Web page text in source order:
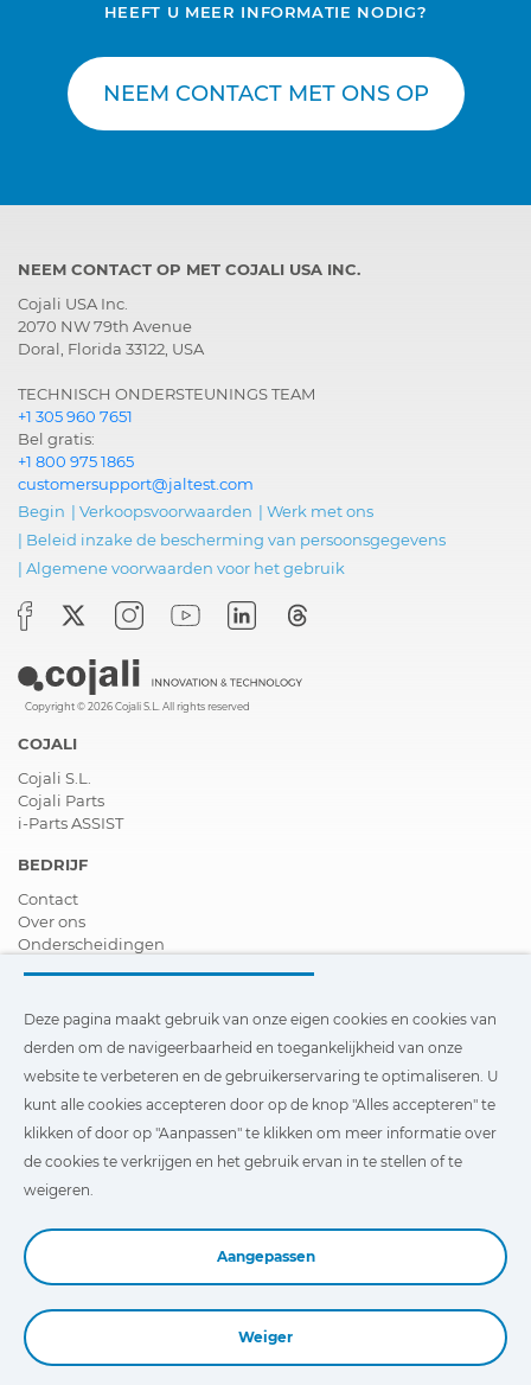
HEEFT U MEER INFORMATIE NODIG?
NEEM CONTACT MET ONS OP
NEEM CONTACT OP MET COJALI USA INC.
Cojali USA Inc.
2070 NW 79th Avenue
Doral, Florida 33122, USA
TECHNISCH ONDERSTEUNINGS TEAM
+1 305 960 7651
Bel gratis:
+1 800 975 1865
customersupport@jaltest.com
Begin | Verkoopsvoorwaarden | Werk met ons
| Beleid inzake de bescherming van persoonsgegevens
| Algemene voorwaarden voor het gebruik
Copyright © 2026 Cojali S.L. All rights reserved
COJALI
Cojali S.L.
Cojali Parts
i-Parts ASSIST
BEDRIJF
Contact
Over ons
Onderscheidingen
Verdeler worden
Nieuws
Video´s
FAQ - V&A
van derden om de navigeerbaarheid en toegankelijkheid van
onze website te verbeteren en de gebruikerservaring te
optimaliseren. U kunt te klikken op
ervan in te stellen of te weigeren.
Deze pagina maakt gebruik van onze eigen cookies en cookies van
derden om de navigeerbaarheid en toegankelijkheid van onze
website te verbeteren en de gebruikerservaring te optimaliseren. U
kunt alle cookies accepteren door op de knop "Alles accepteren" te
klikken of door op "Aanpassen" te klikken om meer informatie over
de cookies te verkrijgen en het gebruik ervan in te stellen of te
weigeren.
Aangepassen
Weiger